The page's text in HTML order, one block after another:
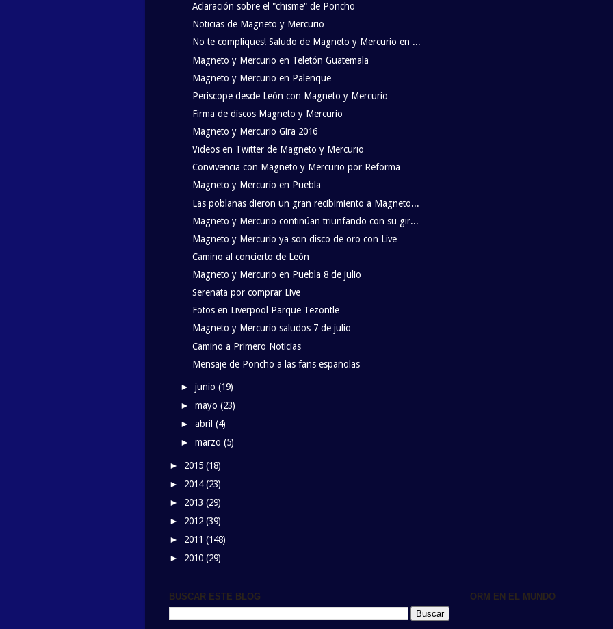
Aclaración sobre el "chisme" de Poncho
Noticias de Magneto y Mercurio
No te compliques! Saludo de Magneto y Mercurio en ...
Magneto y Mercurio en Teletón Guatemala
Magneto y Mercurio en Palenque
Periscope desde León con Magneto y Mercurio
Firma de discos Magneto y Mercurio
Magneto y Mercurio Gira 2016
Videos en Twitter de Magneto y Mercurio
Convivencia con Magneto y Mercurio por Reforma
Magneto y Mercurio en Puebla
Las poblanas dieron un gran recibimiento a Magneto...
Magneto y Mercurio continúan triunfando con su gir...
Magneto y Mercurio ya son disco de oro con Live
Camino al concierto de León
Magneto y Mercurio en Puebla 8 de julio
Serenata por comprar Live
Fotos en Liverpool Parque Tezontle
Magneto y Mercurio saludos 7 de julio
Camino a Primero Noticias
Mensaje de Poncho a las fans españolas
►junio(19)
►mayo(23)
►abril(4)
►marzo(5)
► 2015 (18)
► 2014(23)
► 2013 (29)
► 2012 (39)
► 2011 (148)
► 2010 (29)
BUSCAR ESTE BLOG ORM EN EL MUNDO